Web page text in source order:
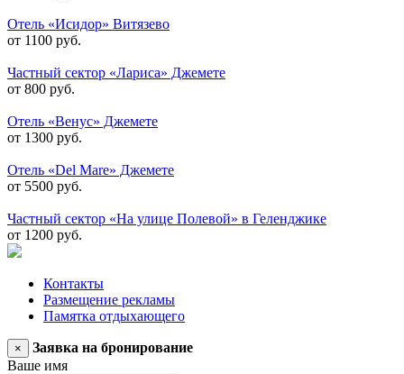
Отель «Исидор» Витязево
от 1100 руб.
Частный сектор «Лариса» Джемете
от 800 руб.
Отель «Венус» Джемете
от 1300 руб.
Отель «Del Mare» Джемете
от 5500 руб.
Частный сектор «На улице Полевой» в Геленджике
от 1200 руб.
Контакты
Размещение рекламы
Памятка отдыхающего
×
Заявка на бронирование
Ваше имя